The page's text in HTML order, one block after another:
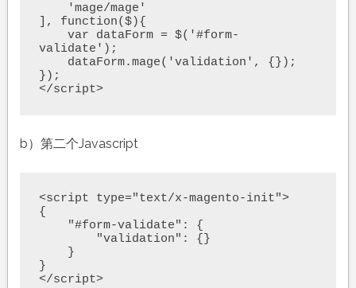
], function($){
validate');
});
</script>
b）第二个Javascript
<script type="text/x-magento-init">
{
}
</script>